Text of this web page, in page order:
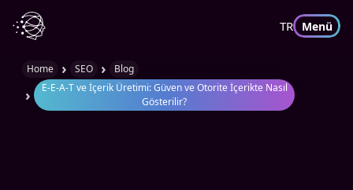
TR Menü
Home › SEO › Blog
›
E-E-A-T ve İçerik Üretimi: Güven ve Otorite İçerikte Nasıl
Gösterilir?